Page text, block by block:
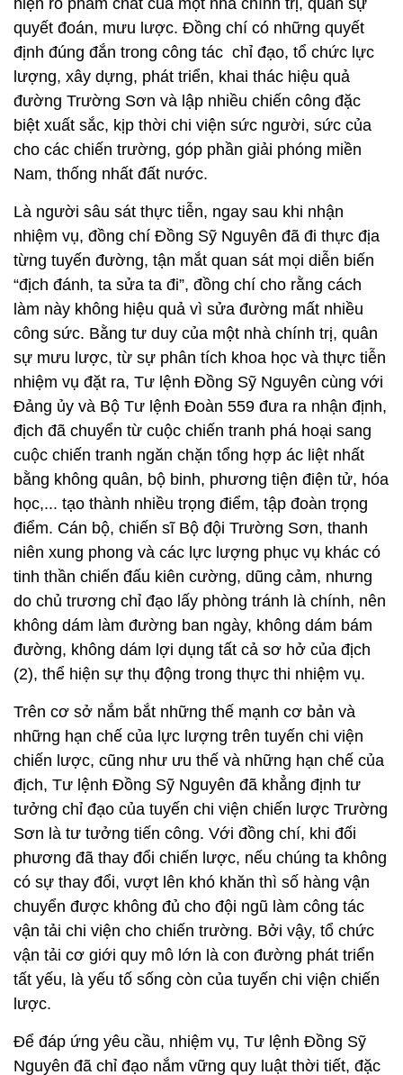
biệt xuất sắc, kịp thời chi viện sức người, sức của
cho các chiến trường, góp phần giải phóng miền
Nam, thống nhất đất nước.
Là người sâu sát thực tiễn, ngay sau khi nhận
nhiệm vụ, đồng chí Đồng Sỹ Nguyên đã đi thực địa
từng tuyến đường, tận mắt quan sát mọi diễn biến
“địch đánh, ta sửa ta đi”, đồng chí cho rằng cách
làm này không hiệu quả vì sửa đường mất nhiều
công sức. Bằng tư duy của một nhà chính trị, quân
sự mưu lược, từ sự phân tích khoa học và thực tiễn
nhiệm vụ đặt ra, Tư lệnh Đồng Sỹ Nguyên cùng với
Đảng ủy và Bộ Tư lệnh Đoàn 559 đưa ra nhận định,
địch đã chuyển từ cuộc chiến tranh phá hoại sang
cuộc chiến tranh ngăn chặn tổng hợp ác liệt nhất
bằng không quân, bộ binh, phương tiện điện tử, hóa
học,... tạo thành nhiều trọng điểm, tập đoàn trọng
điểm. Cán bộ, chiến sĩ Bộ đội Trường Sơn, thanh
niên xung phong và các lực lượng phục vụ khác có
tinh thần chiến đấu kiên cường, dũng cảm, nhưng
do chủ trương chỉ đạo lấy phòng tránh là chính, nên
không dám làm đường ban ngày, không dám bám
đường, không dám lợi dụng tất cả sơ hở của địch
(2), thể hiện sự thụ động trong thực thi nhiệm vụ.
Trên cơ sở nắm bắt những thế mạnh cơ bản và
những hạn chế của lực lượng trên tuyến chi viện
chiến lược, cũng như ưu thế và những hạn chế của
địch, Tư lệnh Đồng Sỹ Nguyên đã khẳng định tư
tưởng chỉ đạo của tuyến chi viện chiến lược Trường
Sơn là tư tưởng tiến công. Với đồng chí, khi đối
phương đã thay đổi chiến lược, nếu chúng ta không
có sự thay đổi, vượt lên khó khăn thì số hàng vận
chuyển được không đủ cho đội ngũ làm công tác
vận tải chi viện cho chiến trường. Bởi vậy, tổ chức
vận tải cơ giới quy mô lớn là con đường phát triển
tất yếu, là yếu tố sống còn của tuyến chi viện chiến
lược.
Để đáp ứng yêu cầu, nhiệm vụ, Tư lệnh Đồng Sỹ
Nguyên đã chỉ đạo nắm vững quy luật thời tiết, đặc
điểm khí hậu của Trường Sơn, quy luật đánh phá
của địch,... từ đó nhanh chóng “đá hóa” mặt đường.
Hơn nữa, phải khắc phục tình trạng độc tuyến, trong
lúc chờ sửa chữa, tất cả xe vận tải đều bị đình trệ,